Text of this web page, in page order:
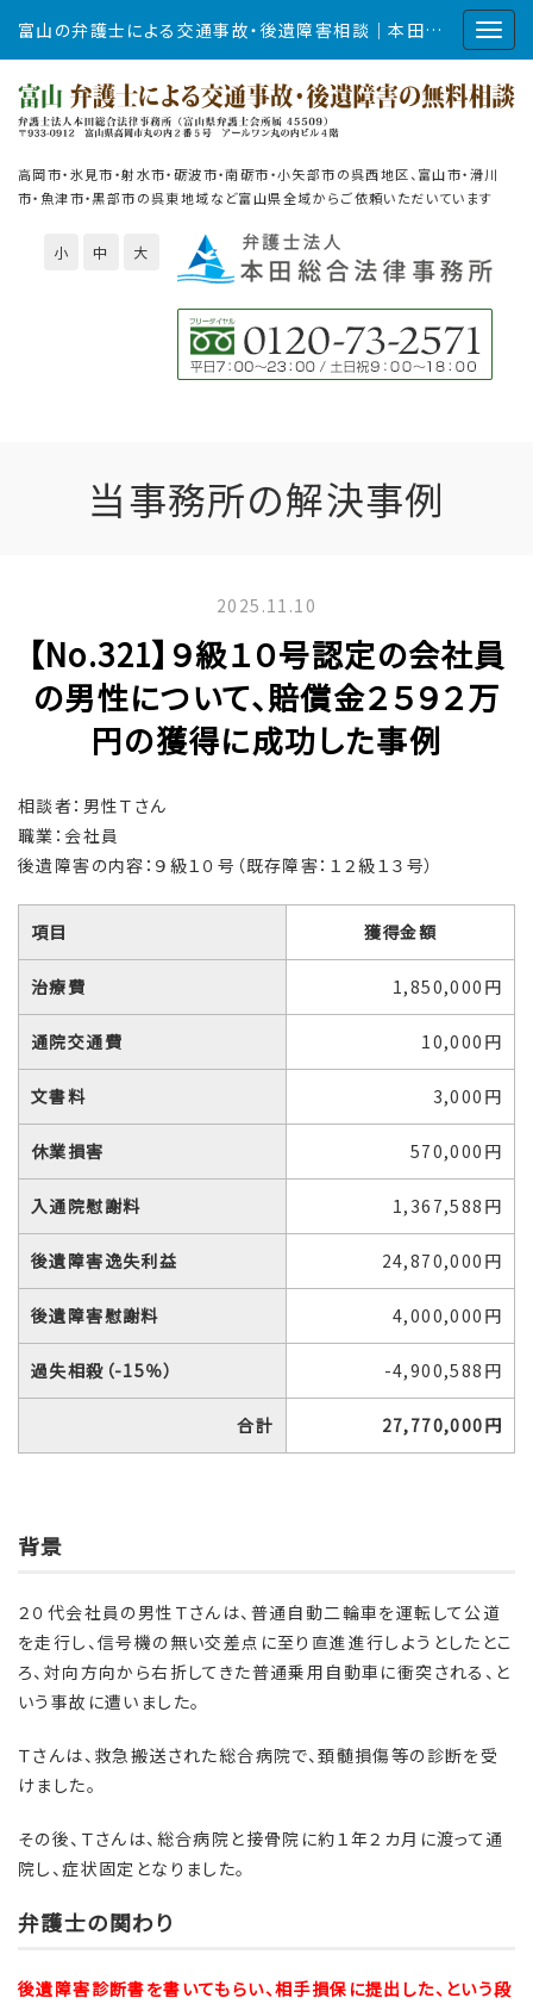
富山の弁護士による交通事故・後遺障害相談｜本田総合法律事務所
高岡市・氷見市・射水市・砺波市・南砺市・小矢部市の呉西地区、富山市・滑川
市・魚津市・黒部市の呉東地域など富山県全域からご依頼いただいています
小 中 大
当事務所の解決事例
2025.11.10
【No.321】９級１０号認定の会社員
の男性について、賠償金２５９２万
円の獲得に成功した事例
相談者：男性Ｔさん
職業：会社員
後遺障害の内容：９級１０号（既存障害：１２級１３号）
項目 獲得金額
治療費 1,850,000円
通院交通費 10,000円
文書料 3,000円
休業損害 570,000円
入通院慰謝料 1,367,588円
後遺障害逸失利益 24,870,000円
後遺障害慰謝料 4,000,000円
過失相殺（-15％） -4,900,588円
合計 27,770,000円
背景
２０代会社員の男性Ｔさんは、普通自動二輪車を運転して公道
を走行し、信号機の無い交差点に至り直進進行しようとしたとこ
ろ、対向方向から右折してきた普通乗用自動車に衝突される、と
いう事故に遭いました。
Ｔさんは、救急搬送された総合病院で、頚髄損傷等の診断を受
けました。
その後、Ｔさんは、総合病院と接骨院に約１年２カ月に渡って通
院し、症状固定となりました。
弁護士の関わり
後遺障害診断書を書いてもらい、相手損保に提出した、という段